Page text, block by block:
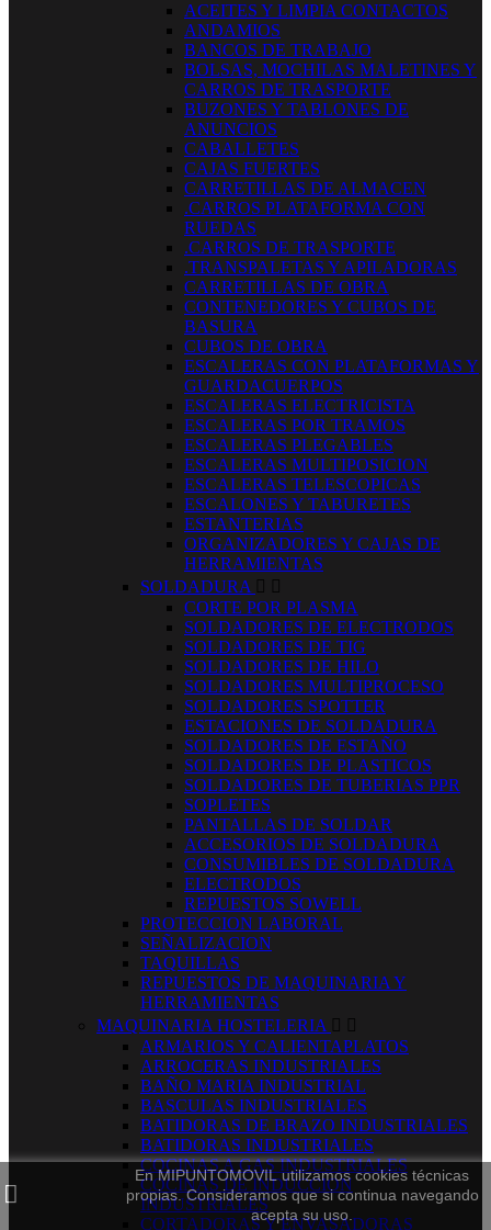
En MIPUNTOMOVIL utilizamos cookies técnicas
propias. Consideramos que si continua navegando
acepta su uso.
ACEITES Y LIMPIA CONTACTOS
ANDAMIOS
BANCOS DE TRABAJO
BOLSAS, MOCHILAS MALETINES Y
CARROS DE TRASPORTE
BUZONES Y TABLONES DE
ANUNCIOS
CABALLETES
CAJAS FUERTES
CARRETILLAS DE ALMACEN
.CARROS PLATAFORMA CON
RUEDAS
.CARROS DE TRASPORTE
.TRANSPALETAS Y APILADORAS
CARRETILLAS DE OBRA
CONTENEDORES Y CUBOS DE
BASURA
CUBOS DE OBRA
ESCALERAS CON PLATAFORMAS Y
GUARDACUERPOS
ESCALERAS ELECTRICISTA
ESCALERAS POR TRAMOS
ESCALERAS PLEGABLES
ESCALERAS MULTIPOSICION
ESCALERAS TELESCOPICAS
ESCALONES Y TABURETES
ESTANTERIAS
ORGANIZADORES Y CAJAS DE
HERRAMIENTAS
SOLDADURA  
CORTE POR PLASMA
SOLDADORES DE ELECTRODOS
SOLDADORES DE TIG
SOLDADORES DE HILO
SOLDADORES MULTIPROCESO
SOLDADORES SPOTTER
ESTACIONES DE SOLDADURA
SOLDADORES DE ESTAÑO
SOLDADORES DE PLASTICOS
SOLDADORES DE TUBERIAS PPR
SOPLETES
PANTALLAS DE SOLDAR
ACCESORIOS DE SOLDADURA
CONSUMIBLES DE SOLDADURA
ELECTRODOS
REPUESTOS SOWELL
PROTECCION LABORAL
SEÑALIZACION
TAQUILLAS
REPUESTOS DE MAQUINARIA Y
HERRAMIENTAS
MAQUINARIA HOSTELERIA  
ARMARIOS Y CALIENTAPLATOS
ARROCERAS INDUSTRIALES
BAÑO MARIA INDUSTRIAL
BASCULAS INDUSTRIALES
BATIDORAS DE BRAZO INDUSTRIALES
BATIDORAS INDUSTRIALES
COCINAS A GAS INDUSTRIALES
COCINAS DE INDUCCION
INDUSTRIALES
CORTADORAS Y ENVASADORAS